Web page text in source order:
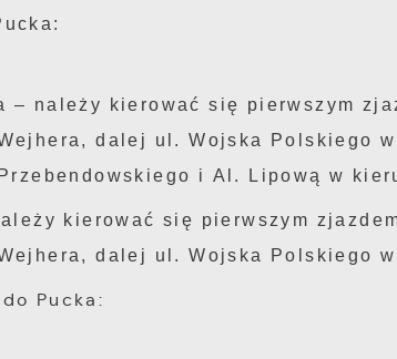
– należy kierować się pierwszym
dalej ul. Wojska Polskiego
i Al. Lipową w
kierować się pierwszym
dalej ul. Wojska Polskiego
Pucka: